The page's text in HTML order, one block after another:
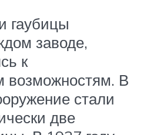
гаубицы
заводе,
к
возможностям. В
стали
две